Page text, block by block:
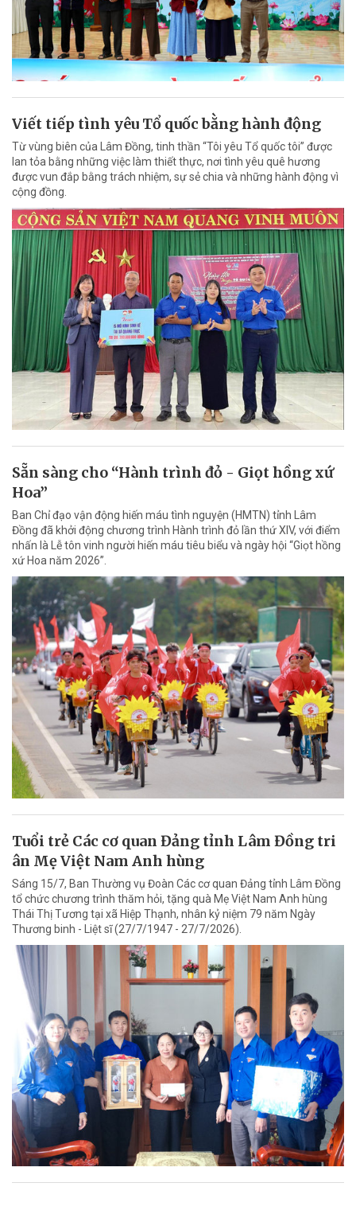
Viết tiếp tình yêu Tổ quốc bằng hành động
Từ vùng biên của Lâm Đồng, tinh thần “Tôi yêu Tổ quốc tôi” được
lan tỏa bằng những việc làm thiết thực, nơi tình yêu quê hương
được vun đắp bằng trách nhiệm, sự sẻ chia và những hành động vì
cộng đồng.
Sẵn sàng cho “Hành trình đỏ - Giọt hồng xứ
Hoa”
Ban Chỉ đạo vận động hiến máu tình nguyện (HMTN) tỉnh Lâm
Đồng đã khởi động chương trình Hành trình đỏ lần thứ XIV, với điểm
nhấn là Lễ tôn vinh người hiến máu tiêu biểu và ngày hội “Giọt hồng
xứ Hoa năm 2026”.
Tuổi trẻ Các cơ quan Đảng tỉnh Lâm Đồng tri
ân Mẹ Việt Nam Anh hùng
Sáng 15/7, Ban Thường vụ Đoàn Các cơ quan Đảng tỉnh Lâm Đồng
tổ chức chương trình thăm hỏi, tặng quà Mẹ Việt Nam Anh hùng
Thái Thị Tương tại xã Hiệp Thạnh, nhân kỷ niệm 79 năm Ngày
Thương binh - Liệt sĩ (27/7/1947 - 27/7/2026).